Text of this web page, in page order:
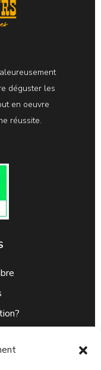
déguster les
en oeuvre
réussite.